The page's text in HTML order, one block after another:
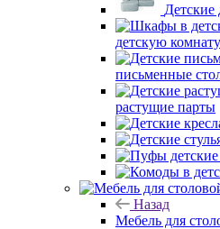
детскую комнату
письменные
растущие парты
Назад
Мебель для